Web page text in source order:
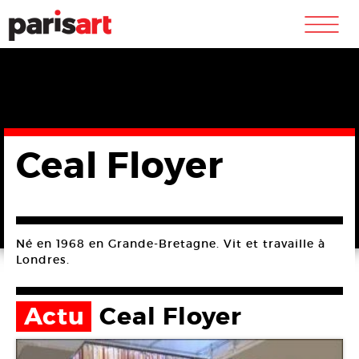
m
Ceal Floyer
Né en 1968 en Grande-Bretagne. Vit et travaille à
Londres.
Actu Ceal Floyer